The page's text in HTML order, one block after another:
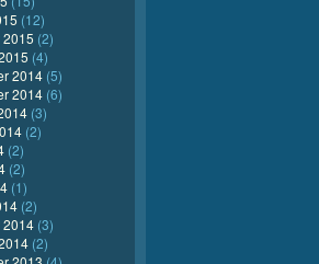
(12)
2015 (2)
(4)
2014 (5)
2014 (6)
(3)
(2)
(2)
(2)
(1)
(2)
2014 (3)
(2)